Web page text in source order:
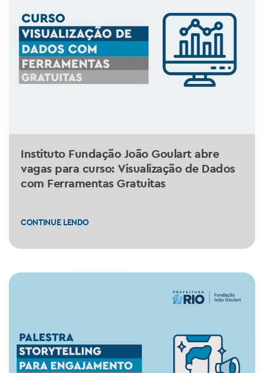
Instituto Fundação João Goulart abre
vagas para curso: Visualização de Dados
com Ferramentas Gratuitas
CONTINUE LENDO